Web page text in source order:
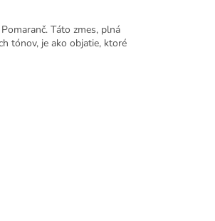
Táto zmes, plná
tónov, je ako objatie, ktoré